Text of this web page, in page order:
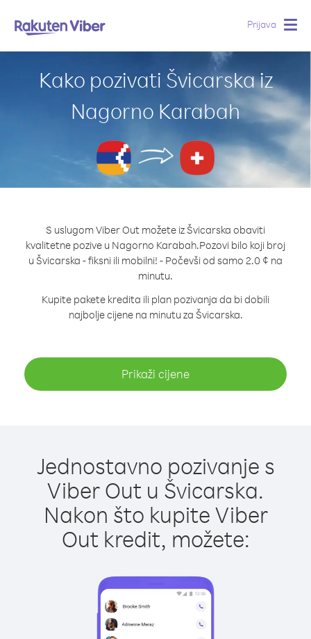
Prijava
Kako pozivati Švicarska iz
Nagorno Karabah
S uslugom Viber Out možete iz Švicarska obaviti
kvalitetne pozive u Nagorno Karabah.Pozovi bilo koji broj
u Švicarska - fiksni ili mobilni! - Počevši od samo 2.0 ¢ na
minutu.
Kupite pakete kredita ili plan pozivanja da bi dobili
najbolje cijene na minutu za Švicarska.
Prikaži cijene
Jednostavno pozivanje s
Viber Out u Švicarska.
Nakon što kupite Viber
Out kredit, možete: